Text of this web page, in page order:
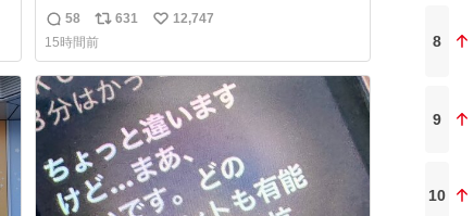
た…ありがとう…
返
信
数
58
リ
ポ
ス
ト
631
い
ね
数
12,747
15時間前
8
9
10